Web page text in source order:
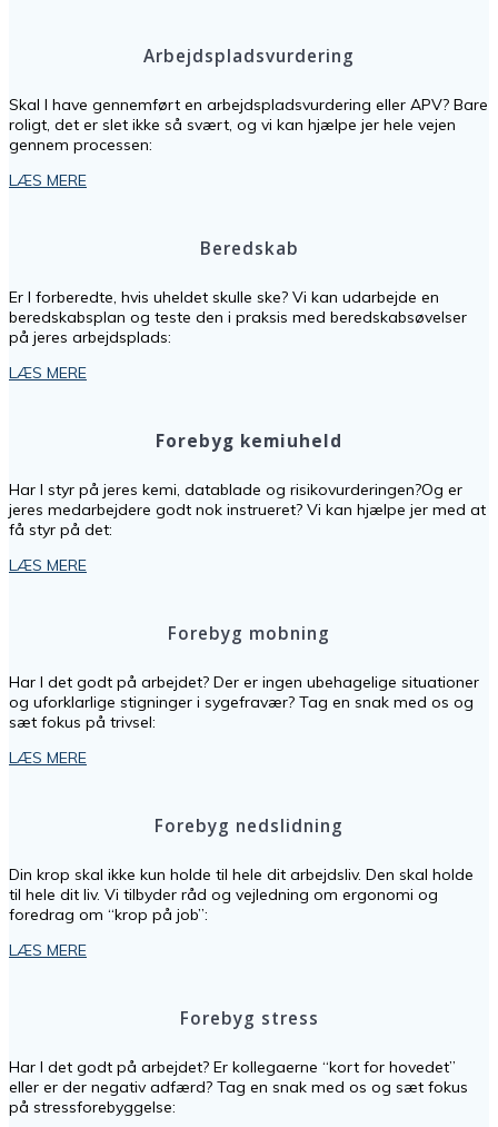
Arbejdspladsvurdering
Skal I have gennemført en arbejdspladsvurdering eller APV? Bare
roligt, det er slet ikke så svært, og vi kan hjælpe jer hele vejen
gennem processen:
LÆS MERE
Beredskab
Er I forberedte, hvis uheldet skulle ske? Vi kan udarbejde en
beredskabsplan og teste den i praksis med beredskabsøvelser
på jeres arbejdsplads:
LÆS MERE
Forebyg kemiuheld
Har I styr på jeres kemi, datablade og risikovurderingen?Og er
jeres medarbejdere godt nok instrueret? Vi kan hjælpe jer med at
få styr på det:
LÆS MERE
Forebyg mobning
Har I det godt på arbejdet? Der er ingen ubehagelige situationer
og uforklarlige stigninger i sygefravær? Tag en snak med os og
sæt fokus på trivsel:
LÆS MERE
Forebyg nedslidning
Din krop skal ikke kun holde til hele dit arbejdsliv. Den skal holde
til hele dit liv. Vi tilbyder råd og vejledning om ergonomi og
foredrag om “krop på job”:
LÆS MERE
Forebyg stress
Har I det godt på arbejdet? Er kollegaerne “kort for hovedet”
eller er der negativ adfærd? Tag en snak med os og sæt fokus
på stressforebyggelse: